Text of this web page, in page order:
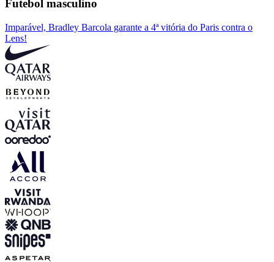
Futebol masculino
Imparável, Bradley Barcola garante a 4ª vitória do Paris contra o
Lens!